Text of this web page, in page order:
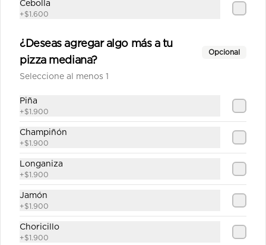
Salsa de tomate casera, queso,
jamón, pepperoni, cebolla,
cebolla cocida, aceitunas, orégano.
Cebolla
+$1.600
¿Deseas agregar algo más a tu
pizza mediana?
Opcional
Seleccione al menos 1
Piña
+$1.900
Champiñón
+$1.900
Longaniza
+$1.900
Jamón
+$1.900
Choricillo
+$1.900